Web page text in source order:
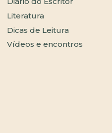
Literatura
Dicas de Leitura
Vídeos e encontros